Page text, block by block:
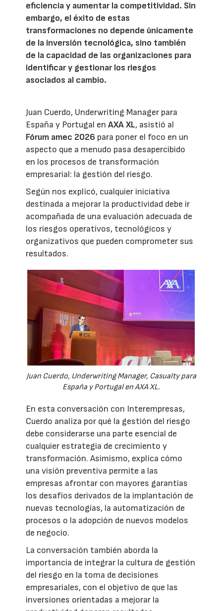
eficiencia y aumentar la competitividad. Sin
embargo, el éxito de estas
transformaciones no depende únicamente
de la inversión tecnológica, sino también
de la capacidad de las organizaciones para
identificar y gestionar los riesgos
asociados al cambio.
Juan Cuerdo, Underwriting Manager para
España y Portugal enAXA XL, asistió al
Fórum amec 2026 para poner el foco en un
aspecto que a menudo pasa desapercibido
en los procesos de transformación
empresarial: la gestión del riesgo.
Según nos explicó, cualquier iniciativa
destinada a mejorar la productividad debe ir
acompañada de una evaluación adecuada de
los riesgos operativos, tecnológicos y
organizativos que pueden comprometer sus
resultados.
Juan Cuerdo, Underwriting Manager, Casualty para
España y Portugal en AXA XL.
En esta conversación con Interempresas,
Cuerdo analiza por qué la gestión del riesgo
debe considerarse una parte esencial de
cualquier estrategia de crecimiento y
transformación. Asimismo, explica cómo
una visión preventiva permite a las
empresas afrontar con mayores garantías
los desafíos derivados de la implantación de
nuevas tecnologías, la automatización de
procesos o la adopción de nuevos modelos
de negocio.
La conversación también aborda la
importancia de integrar la cultura de gestión
del riesgo en la toma de decisiones
empresariales, con el objetivo de que las
inversiones orientadas a mejorar la